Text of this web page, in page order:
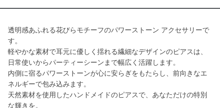
透明感あふれる花びらモチーフのパワーストーン アクセサリーで
す。
軽やかな素材で耳元に優しく揺れる繊細なデザインのピアスは、
日常使いからパーティーシーンまで幅広く活躍します。
内側に宿るパワーストーンが心に安らぎをもたらし、前向きなエ
ネルギーで包み込みます。
天然素材を使用したハンドメイドのピアスで、あなただけの特別
な輝きを。